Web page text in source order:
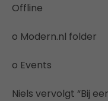
Offline
o Modern.nl folder
o Events
Niels vervolgt “Bij